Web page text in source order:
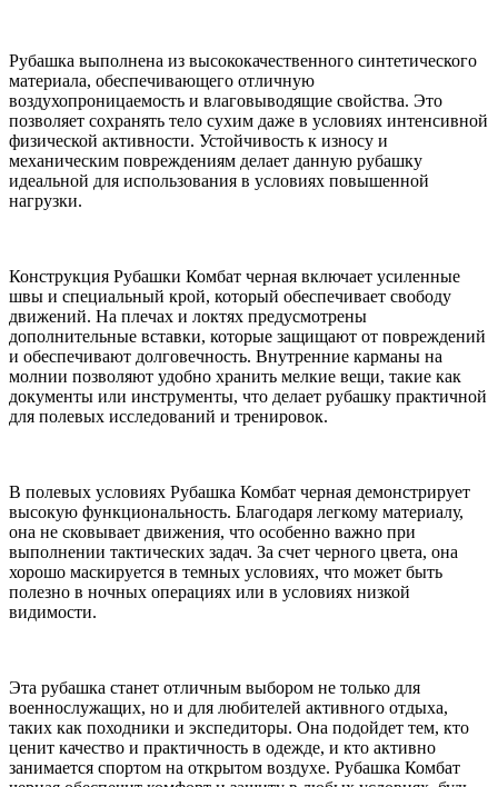
Рубашка выполнена из высококачественного синтетического
материала, обеспечивающего отличную
воздухопроницаемость и влаговыводящие свойства. Это
позволяет сохранять тело сухим даже в условиях интенсивной
физической активности. Устойчивость к износу и
механическим повреждениям делает данную рубашку
идеальной для использования в условиях повышенной
нагрузки.
Конструкция Рубашки Комбат черная включает усиленные
швы и специальный крой, который обеспечивает свободу
движений. На плечах и локтях предусмотрены
дополнительные вставки, которые защищают от повреждений
и обеспечивают долговечность. Внутренние карманы на
молнии позволяют удобно хранить мелкие вещи, такие как
документы или инструменты, что делает рубашку практичной
для полевых исследований и тренировок.
В полевых условиях Рубашка Комбат черная демонстрирует
высокую функциональность. Благодаря легкому материалу,
она не сковывает движения, что особенно важно при
выполнении тактических задач. За счет черного цвета, она
хорошо маскируется в темных условиях, что может быть
полезно в ночных операциях или в условиях низкой
видимости.
Эта рубашка станет отличным выбором не только для
военнослужащих, но и для любителей активного отдыха,
таких как походники и экспедиторы. Она подойдет тем, кто
ценит качество и практичность в одежде, и кто активно
занимается спортом на открытом воздухе. Рубашка Комбат